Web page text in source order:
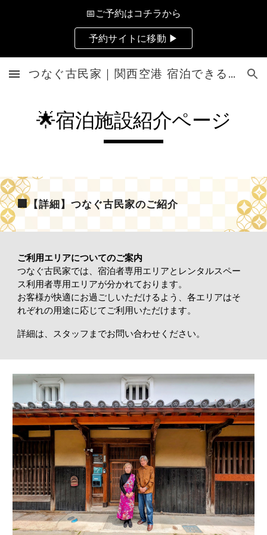
📅ご予約はコチラから
予約サイトに移動 ▶
つなぐ古民家｜関西空港 宿泊できる文化財｜大阪府貝塚市 | レンタルルーム
🌟宿泊施設紹介ページ
🏢【詳細】つなぐ古民家のご紹介
ご利用エリアについてのご案内
つなぐ古民家では、宿泊者専用エリアとレンタルスペー
ス利用者専用エリアが分かれております。
お客様が快適にお過ごしいただけるよう、各エリアはそ
れぞれの用途に応じてご利用いただけます。
詳細は、スタッフまでお問い合わせください。